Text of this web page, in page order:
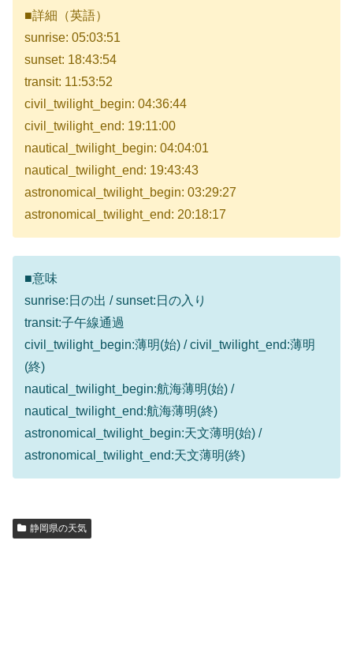
■詳細（英語）
sunrise: 05:03:51
sunset: 18:43:54
transit: 11:53:52
civil_twilight_begin: 04:36:44
civil_twilight_end: 19:11:00
nautical_twilight_begin: 04:04:01
nautical_twilight_end: 19:43:43
astronomical_twilight_begin: 03:29:27
astronomical_twilight_end: 20:18:17
■意味
sunrise:日の出 / sunset:日の入り
transit:子午線通過
civil_twilight_begin:薄明(始) / civil_twilight_end:薄明
(終)
nautical_twilight_begin:航海薄明(始) /
nautical_twilight_end:航海薄明(終)
astronomical_twilight_begin:天文薄明(始) /
astronomical_twilight_end:天文薄明(終)
静岡県の天気